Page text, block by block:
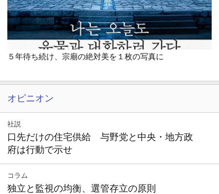
５年待ち続け、宗廟の絶対美を１枚の写真に
オピニオン
社説
口先だけの住宅供給 与野党と中央・地方政
府は行動で示せ
コラム
独立と監視の均衡、選管存立の原則